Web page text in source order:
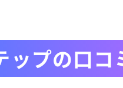
ップの口コ